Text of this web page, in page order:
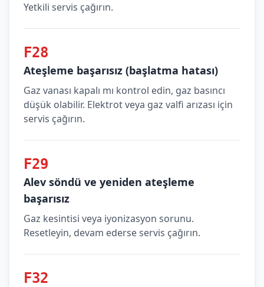
Yetkili servis çağırın.
F28
Ateşleme başarısız (başlatma hatası)
Gaz vanası kapalı mı kontrol edin, gaz basıncı
düşük olabilir. Elektrot veya gaz valfi arızası için
servis çağırın.
F29
Alev söndü ve yeniden ateşleme
başarısız
Gaz kesintisi veya iyonizasyon sorunu.
Resetleyin, devam ederse servis çağırın.
F32